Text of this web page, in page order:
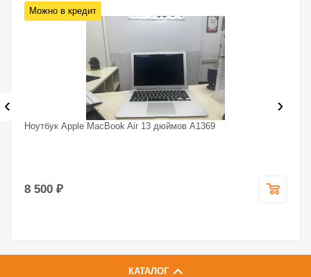
Можно в кредит
Ноутбук Apple MacBook Air 13 дюймов A1369
8 500 ₽
‹ ›
КАТАЛОГ